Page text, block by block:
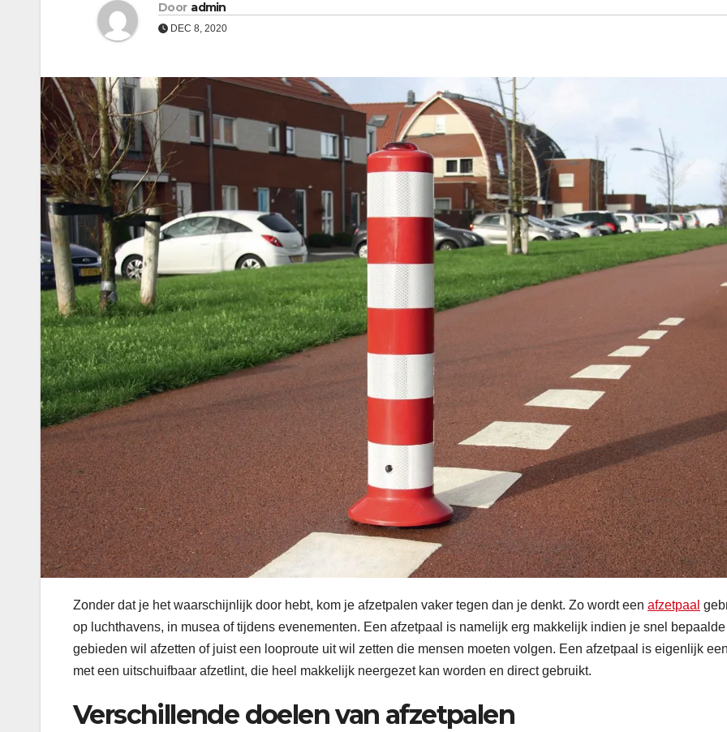
Door admin
DEC 8, 2020
Zonder dat je het waarschijnlijk door hebt, kom je afzetpalen vaker tegen dan je denkt. Zo wordt een afzetpaal
op luchthavens, in musea of tijdens evenementen. Een afzetpaal is namelijk erg makkelijk indien je snel bepaalde
gebieden wil afzetten of juist een looproute uit wil zetten die mensen moeten volgen. Een afzetpaal is eigenlijk
met een uitschuifbaar afzetlint, die heel makkelijk neergezet kan worden en direct gebruikt.
Verschillende doelen van afzetpalen